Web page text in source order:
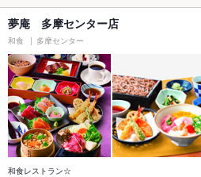
夢庵 多摩センター店
和食 多摩センター
和食レストラン☆